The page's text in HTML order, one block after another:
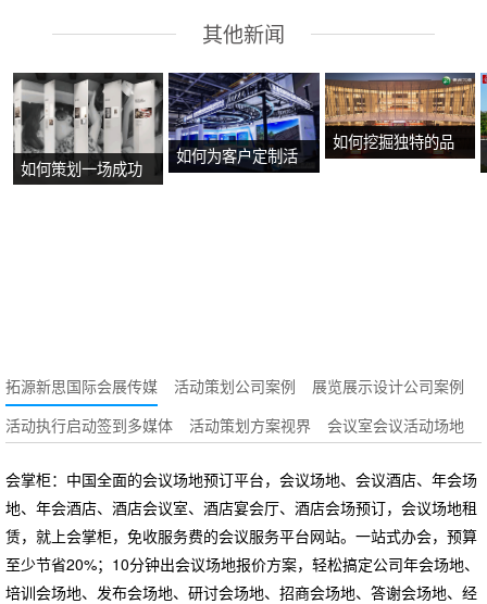
其他新闻
如何策划一场成功
如何为客户定制活
如何挖掘独特的品
拓源新思国际会展传媒 活动策划公司案例
展览展示设计公司案例
活动执行启动签到多媒体
活动策划方案视界 会议室会议活动场地
会掌柜：中国全面的会议场地预订平台，会议场地、会议酒店、年会场
地、年会酒店、酒店会议室、酒店宴会厅、酒店会场预订，会议场地租
赁，就上会掌柜，免收服务费的会议服务平台网站。一站式办会，预算
至少节省20%；10分钟出会议场地报价方案，轻松搞定公司年会场地、
培训会场地、发布会场地、研讨会场地、招商会场地、答谢会场地、经